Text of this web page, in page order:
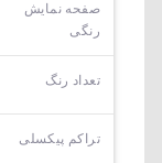
صفحه نمایش
رنگی
تعداد رنگ
تراکم پیکسلی